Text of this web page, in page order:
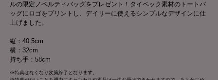
ルの限定ノベルティバッグをプレゼント！タイベック素材のトートバ
ッグにロゴをプリントし、デイリーに使えるシンプルなデザインに仕
上げました。
縦：40.5cm
横：32cm
持ち手：58cm
※特典はなくなり次第終了となります。